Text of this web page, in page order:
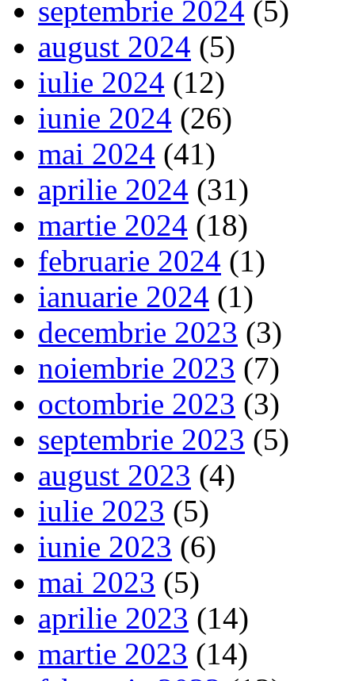
septembrie 2024 (5)
august 2024 (5)
iulie 2024 (12)
iunie 2024 (26)
mai 2024 (41)
aprilie 2024 (31)
martie 2024 (18)
februarie 2024 (1)
ianuarie 2024 (1)
decembrie 2023 (3)
noiembrie 2023 (7)
octombrie 2023 (3)
septembrie 2023 (5)
august 2023 (4)
iulie 2023 (5)
iunie 2023 (6)
mai 2023 (5)
aprilie 2023 (14)
martie 2023 (14)